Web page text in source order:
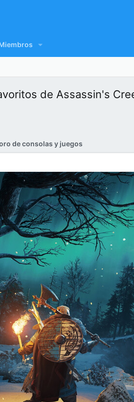
de Assassin's
de consolas y juegos